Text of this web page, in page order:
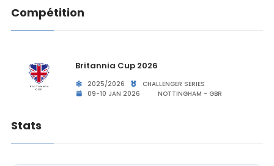
Compétition
Britannia Cup 2026
2025/2026
CHALLENGER SERIES
09-10 JAN 2026
NOTTINGHAM - GBR
Stats